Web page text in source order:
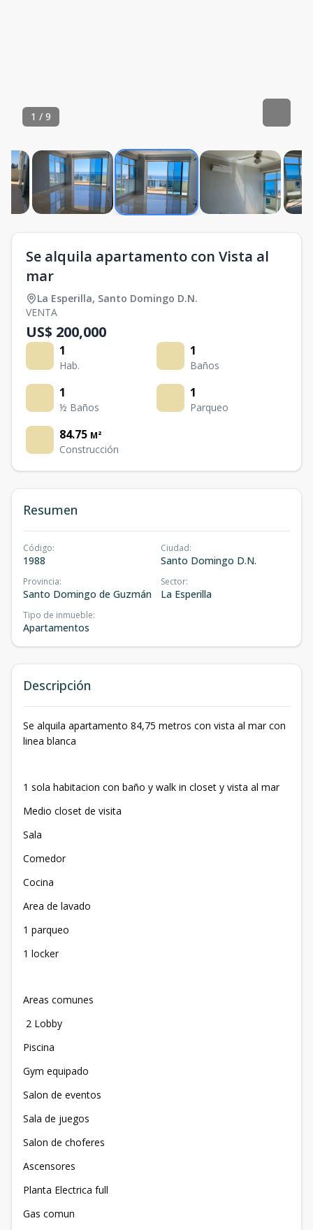
1 / 9
Se alquila apartamento con Vista al
mar
La Esperilla, Santo Domingo D.N.
VENTA
US$ 200,000
1
Hab.
1
Baños
1
½ Baños
1
Parqueo
84.75 M²
Construcción
Resumen
Código:
1988
Ciudad:
Santo Domingo D.N.
Provincia:
Santo Domingo de Guzmán
Sector:
La Esperilla
Tipo de inmueble:
Apartamentos
Descripción
Se alquila apartamento 84,75 metros con vista al mar con
linea blanca
1 sola habitacion con baño y walk in closet y vista al mar
Medio closet de visita
Sala
Comedor
Cocina
Area de lavado
1 parqueo
1 locker
Areas comunes
2 Lobby
Piscina
Gym equipado
Salon de eventos
Sala de juegos
Salon de choferes
Ascensores
Planta Electrica full
Gas comun